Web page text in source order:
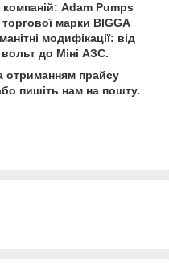
Adam Pumps
торгової марки BIGGA
модифікації: від
до Міні АЗС.
отриманням прайсу
пишіть нам на пошту.